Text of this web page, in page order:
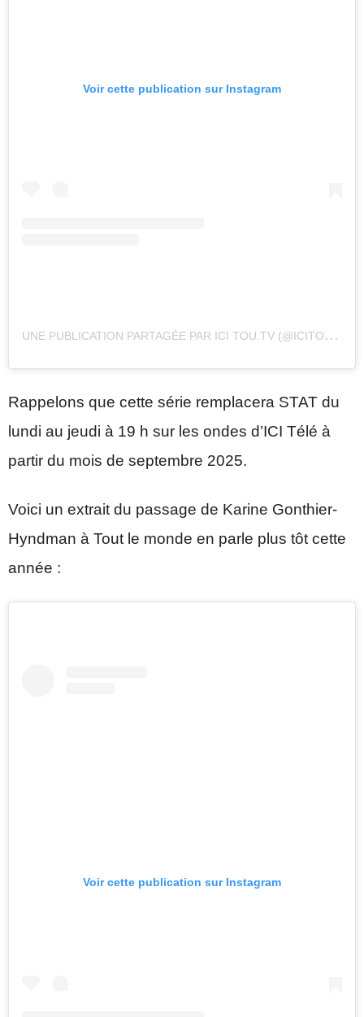
Voir cette publication sur Instagram
U
NE PUBLICATION PARTAGÉE PAR ICI TOU.TV (@ICITOUTV)
Rappelons que cette série remplacera STAT du
lundi au jeudi à 19 h sur les ondes d’ICI Télé à
partir du mois de septembre 2025.
Voici un extrait du passage de Karine Gonthier-
Hyndman à Tout le monde en parle plus tôt cette
année :
Voir cette publication sur Instagram